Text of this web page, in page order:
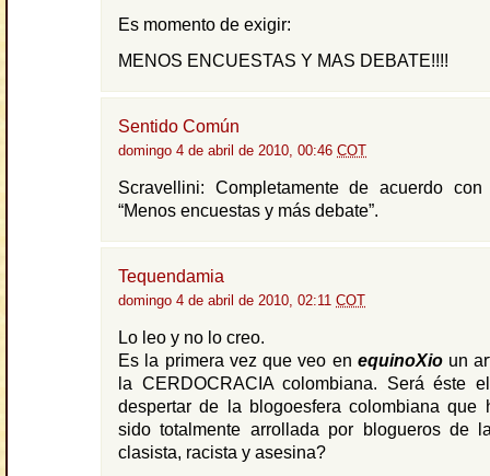
Es momento de exigir:
MENOS ENCUESTAS Y MAS DEBATE!!!!
Sentido Común
domingo 4 de abril de 2010, 00:46 COT
Scravellini: Completamente de acuerdo
“Menos encuestas y más debate”.
Tequendamia
domingo 4 de abril de 2010, 02:11 COT
Lo leo y no lo creo.
Es la primera vez que veo en equinoXioun
la CERDOCRACIA colombiana. Será éste
despertar de la blogoesfera colombiana que
sido totalmente arrollada por blogueros de
clasista, racista y asesina?